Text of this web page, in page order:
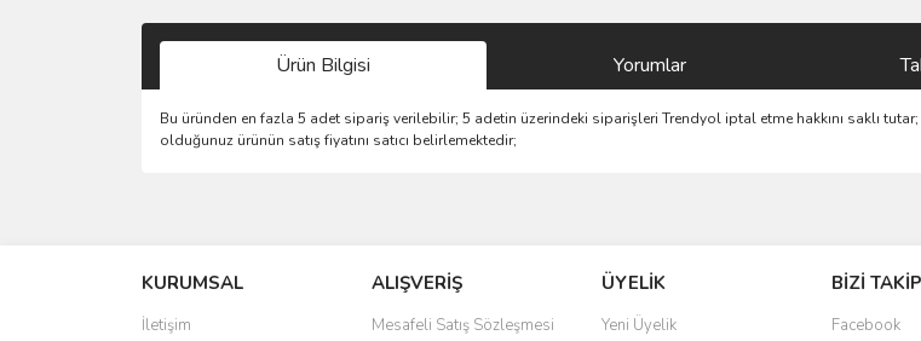
Ürün Bilgisi Yorumlar
Bu üründen en fazla 5 adet sipariş verilebilir; 5 adetin üzerindeki siparişleri Trendyol iptal etme hakkını saklı
olduğunuz ürünün satış fiyatını satıcı belirlemektedir;
Ürün resmi kalitesiz, bozuk veya görüntülenemiyor.
Ürün açıklamasında eksik bilgiler bulunuyor.
KURUMSAL
İletişim
ALIŞVERİŞ
Mesafeli Satış Sözleşmesi
ÜYELİK
Yeni Üyelik
BİZİ
Facebook